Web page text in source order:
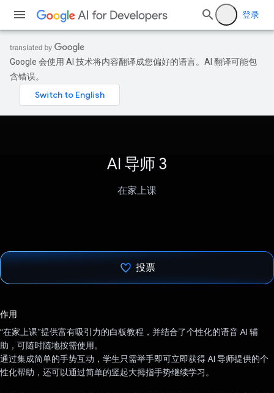
登录
Google 会使用 AI 技术将内容翻译成您偏好的语言。AI 翻译可能包
含错误。
AI 导师 3
在家上课
投票
作用
“在家上课”提供富有吸引力的白板教程，并结合了个性化的语音 AI 辅
助，可随时随地按需使用。
通过集成简单的手势互动，学生只需举手即可立即获得 AI 导师提供的个
性化帮助，还可以通过简单的竖起大拇指手势继续学习。